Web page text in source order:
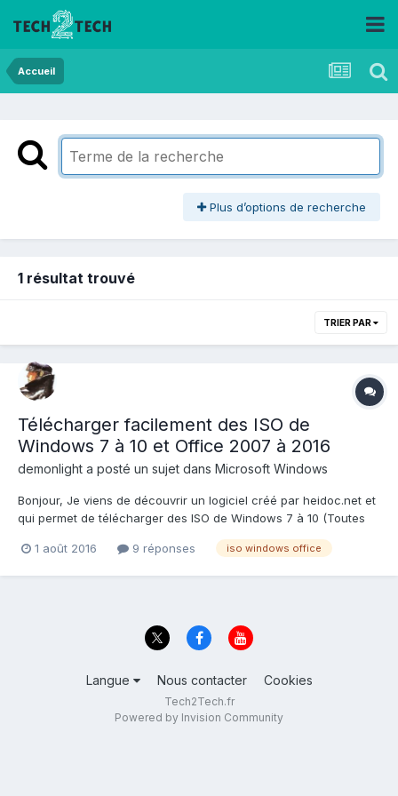
Accueil
Plus d’options de recherche
1 résultat trouvé
TRIER PAR
Télécharger facilement des ISO de
Windows 7 à 10 et Office 2007 à 2016
demonlight a posté un sujet dans Microsoft Windows
Bonjour, Je viens de découvrir un logiciel créé par heidoc.net et
qui permet de télécharger des ISO de Windows 7 à 10 (Toutes
Windows ISO Downloader et vous le trouverez ici Je ne suis
1 août 2016 9 réponses iso windows office
Langue Nous contacter Cookies
Tech2Tech.fr
Powered by Invision Community